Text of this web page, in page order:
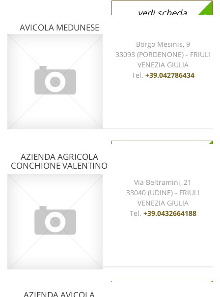
vedi scheda
AVICOLA MEDUNESE
Borgo Mesinis, 9
33093 (PORDENONE) - FRIULI
VENEZIA GIULIA
Tel. +39.042786434
AZIENDA AGRICOLA
CONCHIONE VALENTINO
Via Beltramini, 21
33040 (UDINE) - FRIULI
VENEZIA GIULIA
Tel. +39.0432664188